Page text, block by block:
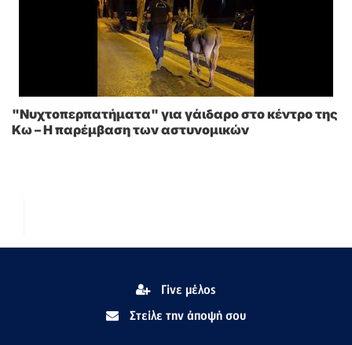
"Νυχτοπερπατήματα" για γάιδαρο στο κέντρο της
Κω – Η παρέμβαση των αστυνομικών
Γίνε μέλος
Στείλε την άποψή σου